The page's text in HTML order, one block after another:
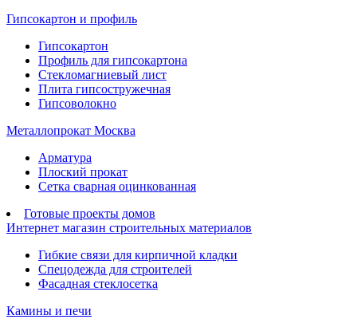
Гипсокартон и профиль
Гипсокартон
Профиль для гипсокартона
Стекломагниевый лист
Плита гипсостружечная
Гипсоволокно
Металлопрокат Москва
Арматура
Плоский прокат
Сетка сварная оцинкованная
Готовые проекты домов
Интернет магазин строительных материалов
Гибкие связи для кирпичной кладки
Спецодежда для строителей
Фасадная стеклосетка
Камины и печи